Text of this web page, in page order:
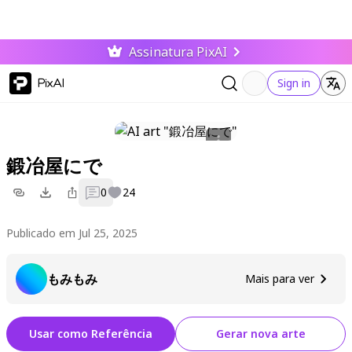
Assinatura PixAI
PixAI Sign in
鍛冶屋にで
0 24
Publicado em Jul 25, 2025
もみもみ Mais para ver
Usar como Referência Gerar nova arte